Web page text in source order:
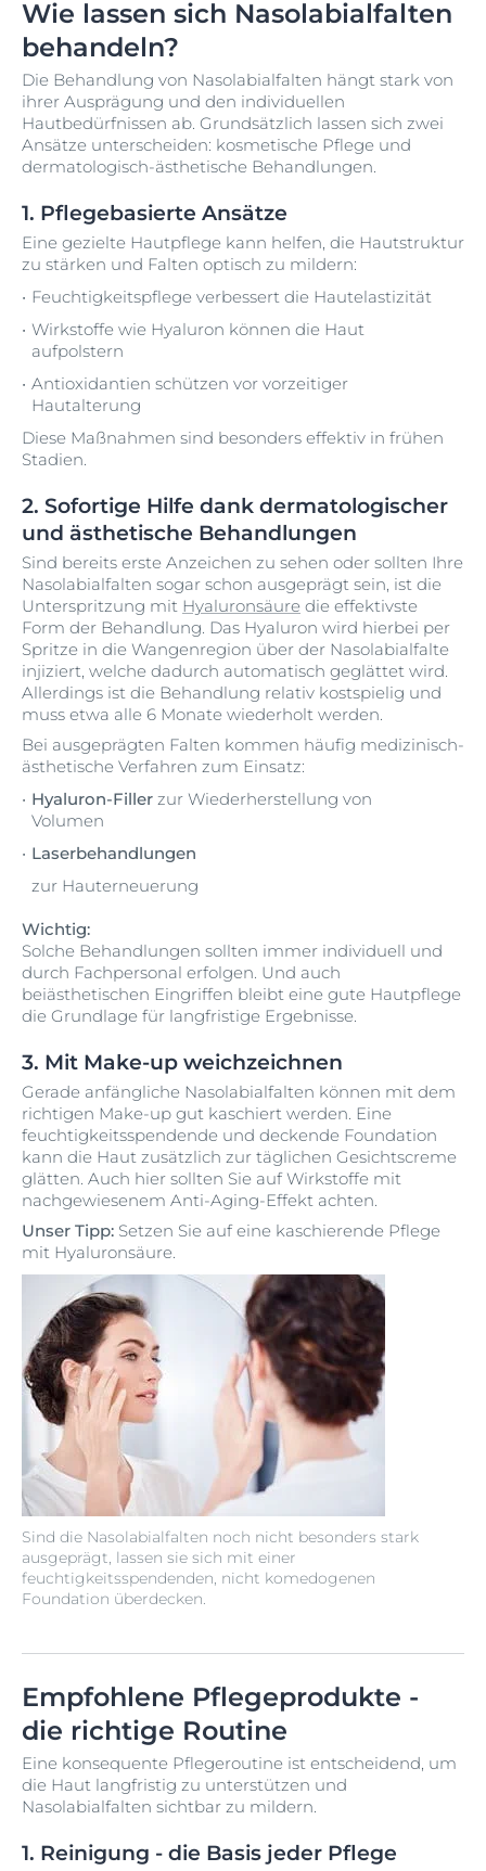
Wie lassen sich Nasolabialfalten
behandeln?
Die Behandlung von Nasolabialfalten hängt stark von
ihrer Ausprägung und den individuellen
Hautbedürfnissen ab. Grundsätzlich lassen sich zwei
Ansätze unterscheiden: kosmetische Pflege und
dermatologisch-ästhetische Behandlungen.
1. Pflegebasierte Ansätze
Eine gezielte Hautpflege kann helfen, die Hautstruktur
zu stärken und Falten optisch zu mildern:
Feuchtigkeitspflege verbessert die Hautelastizität
Wirkstoffe wie Hyaluron können die Haut
aufpolstern
Antioxidantien schützen vor vorzeitiger
Hautalterung
Diese Maßnahmen sind besonders effektiv in frühen
Stadien.
2. Sofortige Hilfe dank dermatologischer
und ästhetische Behandlungen
Sind bereits erste Anzeichen zu sehen oder sollten Ihre
Nasolabialfalten sogar schon ausgeprägt sein, ist die
Unterspritzung mit Hyaluronsäure die effektivste
Form der Behandlung. Das Hyaluron wird hierbei per
Spritze in die Wangenregion über der Nasolabialfalte
injiziert, welche dadurch automatisch geglättet wird.
Allerdings ist die Behandlung relativ kostspielig und
muss etwa alle 6 Monate wiederholt werden.
Bei ausgeprägten Falten kommen häufig medizinisch-
ästhetische Verfahren zum Einsatz:
Hyaluron-Filler zur Wiederherstellung von
Volumen
Laserbehandlungen
zur Hauterneuerung
Wichtig:
Solche Behandlungen sollten immer individuell und
durch Fachpersonal erfolgen. Und auch
beiästhetischen Eingriffen bleibt eine gute Hautpflege
die Grundlage für langfristige Ergebnisse.
3. Mit Make-up weichzeichnen
Sind die Nasolabialfalten noch nicht besonders stark
ausgeprägt, lassen sie sich mit einer
feuchtigkeitsspendenden, nicht komedogenen
Foundation überdecken.
Gerade anfängliche Nasolabialfalten können mit dem
richtigen Make-up gut kaschiert werden. Eine
feuchtigkeitsspendende und deckende Foundation
kann die Haut zusätzlich zur täglichen Gesichtscreme
glätten. Auch hier sollten Sie auf Wirkstoffe mit
nachgewiesenem Anti-Aging-Effekt achten.
Unser Tipp: Setzen Sie auf eine kaschierende Pflege
mit Hyaluronsäure.
Empfohlene Pflegeprodukte -
die richtige Routine
Eine konsequente Pflegeroutine ist entscheidend, um
die Haut langfristig zu unterstützen und
Nasolabialfalten sichtbar zu mildern.
1. Reinigung - die Basis jeder Pflege